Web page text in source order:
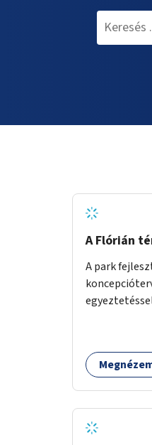
A Flórián
A park
minősége.